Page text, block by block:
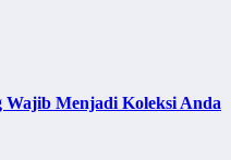
Wajib Menjadi Koleksi Anda